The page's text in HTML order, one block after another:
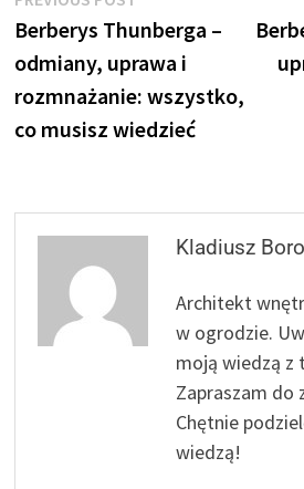
wpisu
post:
Berberys Thunberga –
odmiany, uprawa i
rozmnażanie: wszystko,
co musisz wiedzieć
Kladiusz
Architekt
w ogrodzie.
moją wiedzą z
Zapraszam do
Chętnie
wiedzą!